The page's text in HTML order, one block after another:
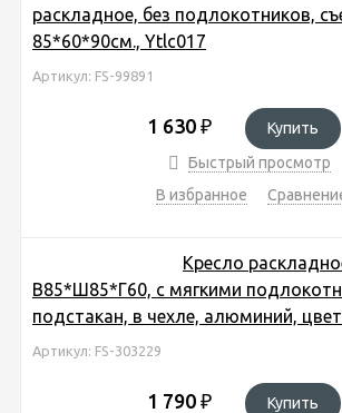
раскладное, без подлокотников,
85*60*90см., Ytlc017
Артикул: FS-99891
1 630 ₽
Купить
Быстрый просмотр
В избранное
Кресло
В85*Ш85*Г60, с мягкими
подстакан, в чехле, алюминий,
Артикул: FS-303229
1 790 ₽
Купить